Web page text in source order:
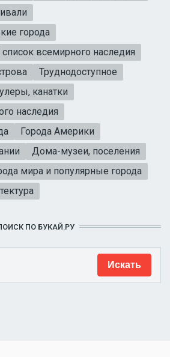
города
всемирного наследия
Труднодоступное
канатки
наследия
Города Америки
Дома-музеи, поселения
мира и популярные города
ПО БУКАЙ.РУ